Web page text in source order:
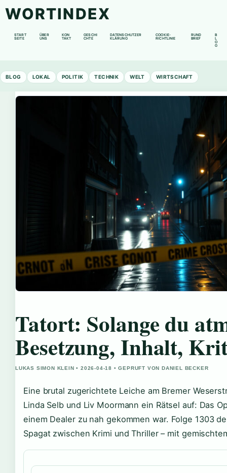
WORTINDEX
START
SEITE
ÜBER
UNS
KON
TAKT
GESCHI
CHTE
DATENSCHUTZER
KLÄRUNG
COOKIE-
RICHTLINIE
RUND
BRIEF
B
L
O
G
BLOG LOKAL POLITIK TECHNIK WELT WIRTSCHAFT
Tatort: Solange du
Besetzung, Inhalt,
LUKAS SIMON KLEIN • 2026-04-18 • GEPRUFT VON DANIEL BECKER
Eine brutal zugerichtete Leiche am Bremer
Linda Selb und Liv Moormann ein Rätsel auf: Das
einem Dealer zu nah gekommen war. Folge 1303
Spagat zwischen Krimi und Thriller – mit